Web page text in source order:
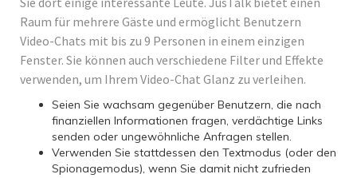
Raum für mehrere Gäste und ermöglicht Benutzern
Video-Chats mit bis zu 9 Personen in einem einzigen
Fenster. Sie können auch verschiedene Filter und Effekte
verwenden, um Ihrem Video-Chat Glanz zu verleihen.
Seien Sie wachsam gegenüber Benutzern, die nach
finanziellen Informationen fragen, verdächtige Links
senden oder ungewöhnliche Anfragen stellen.
Verwenden Sie stattdessen den Textmodus (oder den
Spionagemodus), wenn Sie damit nicht zufrieden